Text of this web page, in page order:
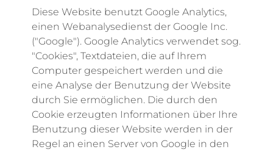
Diese Website benutzt Google Analytics,
einen Webanalysedienst der Google Inc.
("Google"). Google Analytics verwendet sog.
"Cookies", Textdateien, die auf Ihrem
Computer gespeichert werden und die
eine Analyse der Benutzung der Website
durch Sie ermöglichen. Die durch den
Cookie erzeugten Informationen über Ihre
Benutzung dieser Website werden in der
Regel an einen Server von Google in den